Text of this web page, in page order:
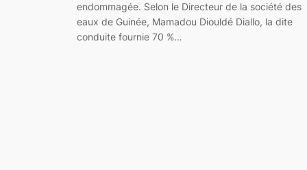
endommagée. Selon le Directeur de la société des
eaux de Guinée, Mamadou Diouldé Diallo, la dite
conduite fournie 70 %…